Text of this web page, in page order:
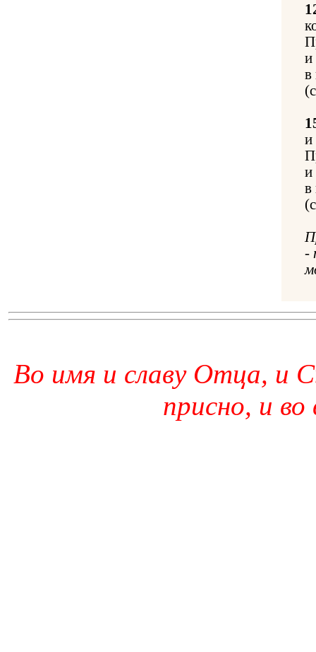
и
в
и
и
в
-
Во имя и славу Отца, и
присно, и во